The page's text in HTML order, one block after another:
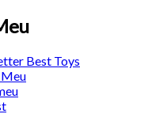
Best Toys